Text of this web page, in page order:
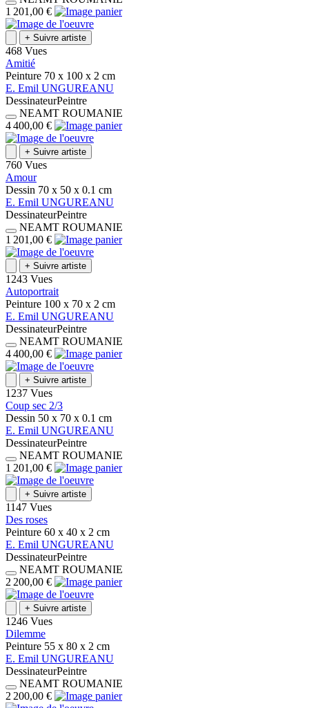
1 201,00 €
+ Suivre artiste
468 Vues
Amitié
Peinture 70 x 100 x 2 cm
E. Emil UNGUREANU
DessinateurPeintre
NEAMT ROUMANIE
4 400,00 €
+ Suivre artiste
760 Vues
Amour
Dessin 70 x 50 x 0.1 cm
E. Emil UNGUREANU
DessinateurPeintre
NEAMT ROUMANIE
1 201,00 €
+ Suivre artiste
1243 Vues
Autoportrait
Peinture 100 x 70 x 2 cm
E. Emil UNGUREANU
DessinateurPeintre
NEAMT ROUMANIE
4 400,00 €
+ Suivre artiste
1237 Vues
Coup sec 2/3
Dessin 50 x 70 x 0.1 cm
E. Emil UNGUREANU
DessinateurPeintre
NEAMT ROUMANIE
1 201,00 €
+ Suivre artiste
1147 Vues
Des roses
Peinture 60 x 40 x 2 cm
E. Emil UNGUREANU
DessinateurPeintre
NEAMT ROUMANIE
2 200,00 €
+ Suivre artiste
1246 Vues
Dilemme
Peinture 55 x 80 x 2 cm
E. Emil UNGUREANU
DessinateurPeintre
NEAMT ROUMANIE
2 200,00 €